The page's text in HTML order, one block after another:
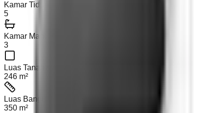
Kamar Tidur
5
Kamar Mandi
3
Luas Tanah
246 m²
Luas Bangunan
350 m²